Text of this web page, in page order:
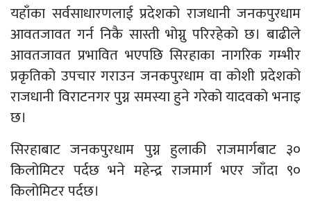
यहाँका सर्वसाधारणलाई प्रदेशको राजधानी जनकपुरधाम
आवतजावत गर्न निकै सास्ती भोग्नु परिरहेको छ। बाढीले
आवतजावत प्रभावित भएपछि सिरहाका नागरिक गम्भीर
प्रकृतिको उपचार गराउन जनकपुरधाम वा कोशी प्रदेशको
राजधानी विराटनगर पुग्न समस्या हुने गरेको यादवको भनाइ
छ।
सिरहाबाट जनकपुरधाम पुग्न हुलाकी राजमार्गबाट ३०
किलोमिटर पर्दछ भने महेन्द्र राजमार्ग भएर जाँदा ९०
किलोमिटर पर्दछ।